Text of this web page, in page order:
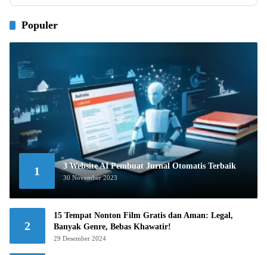
Populer
1 3 Website AI Pembuat Jurnal Otomatis Terbaik
30 November 2023
2
15 Tempat Nonton Film Gratis dan Aman: Legal,
Banyak Genre, Bebas Khawatir!
29 Desember 2024